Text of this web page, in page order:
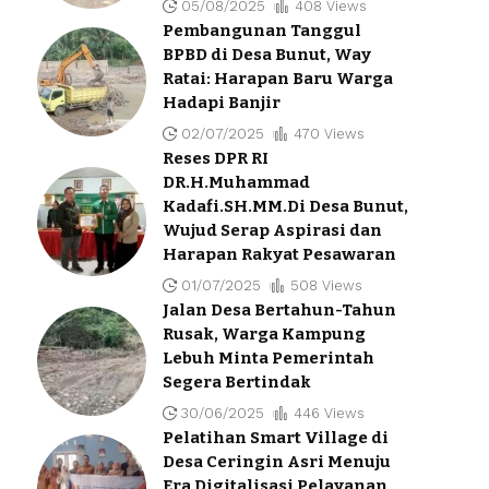
05/08/2025 408 Views
Pembangunan Tanggul
BPBD di Desa Bunut, Way
Ratai: Harapan Baru Warga
Hadapi Banjir
02/07/2025 470 Views
Reses DPR RI
DR.H.Muhammad
Kadafi.SH.MM.Di Desa Bunut,
Wujud Serap Aspirasi dan
Harapan Rakyat Pesawaran
01/07/2025 508 Views
Jalan Desa Bertahun-Tahun
Rusak, Warga Kampung
Lebuh Minta Pemerintah
Segera Bertindak
30/06/2025 446 Views
Pelatihan Smart Village di
Desa Ceringin Asri Menuju